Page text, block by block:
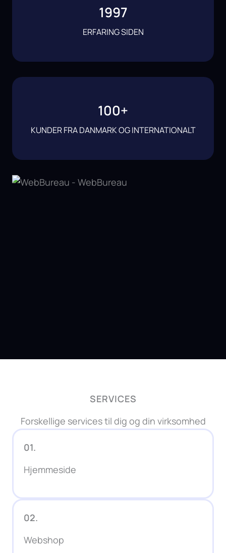
1997
ERFARING SIDEN
100+
KUNDER FRA DANMARK OG INTERNATIONALT
SERVICES
Forskellige services til dig og din virksomhed
01.
Hjemmeside
02.
Webshop